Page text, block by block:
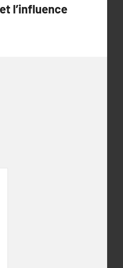
l’influence